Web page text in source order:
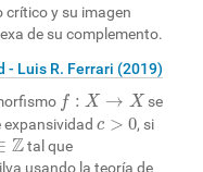
crítico y su imagen
de su complemento.
- Luis R. Ferrari (2019)
f : X → X
f: X →
se
expansividad c > 0
c >0
, si
Z
Z tal que
usando la teoría de